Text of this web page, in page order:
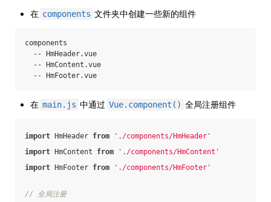
在 components 文件夹中创建一些新的组件
components
-- HmHeader.vue
-- HmContent.vue
-- HmFooter.vue
在 main.js 中通过 Vue.component() 全局注册组件
import HmHeader from
'./components/HmHeader'
import HmContent from
'./components/HmContent'
import HmFooter from './components/HmFooter'
// 全局注册